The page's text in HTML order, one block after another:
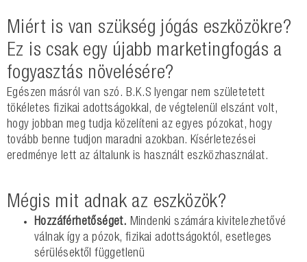
Miért is van szükség jógás eszközökre?
Ez is csak egy újabb marketingfogás a
fogyasztás növelésére?
Egészen másról van szó. B.K.S Iyengar nem születetett
tökéletes fizikai adottságokkal, de végtelenül elszánt volt,
hogy jobban meg tudja közelíteni az egyes pózokat, hogy
tovább benne tudjon maradni azokban. Kísérletezései
eredménye lett az általunk is használt eszközhasználat.
Mégis mit adnak az eszközök?
Hozzáférhetőséget. Mindenki számára kivitelezhetővé
válnak így a pózok, fizikai adottságoktól, esetleges
sérülésektől függetlenü